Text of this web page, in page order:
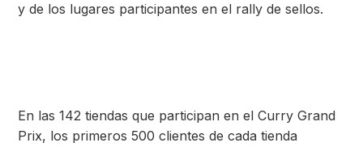
y de los lugares participantes en el rally de sellos.
En las 142 tiendas que participan en el Curry Grand
Prix, los primeros 500 clientes de cada tienda